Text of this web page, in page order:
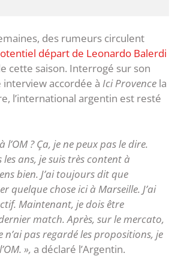
des rumeurs circulent
départ de Leonardo Balerdi
cette saison. Interrogé sur son
interview accordée à Ici Provence la
l’international argentin est resté
l’OM ? Ça, je ne peux pas le dire.
les ans, je suis très content à
bien. J’ai toujours dit que
quelque chose ici à Marseille. J’ai
Maintenant, je dois être
match. Après, sur le mercato,
n’ai pas regardé les propositions, je
», a déclaré l’Argentin.